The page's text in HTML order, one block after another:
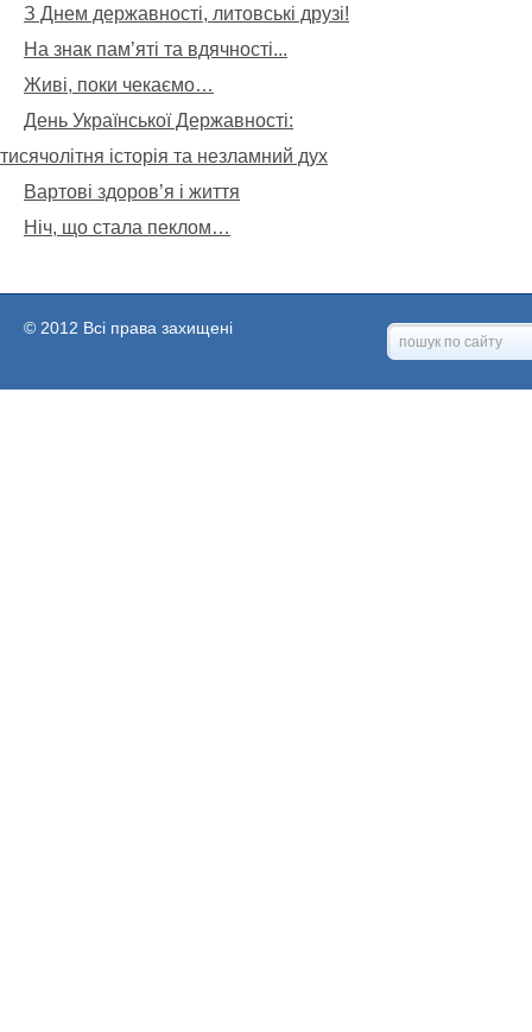
З Днем державності, литовські друзі!
На знак пам’яті та вдячності...
Живі, поки чекаємо…
День Української Державності:
тисячолітня історія та незламний дух
Вартові здоров’я і життя
Ніч, що стала пеклом…
© 2012 Всі права захищені